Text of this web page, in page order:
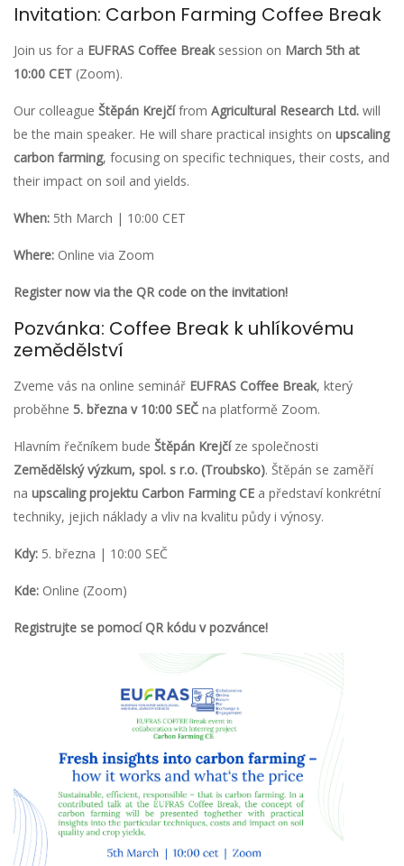
Invitation: Carbon Farming Coffee Break
Join us for a EUFRAS Coffee Breaksession on March 5th at
10:00 CET (Zoom).
Our colleague Štěpán Krejčífrom Agricultural Research Ltd. will
be the main speaker. He will share practical insights on upscaling
carbon farming, focusing on specific techniques, their costs, and
their impact on soil and yields.
When: 5th March | 10:00 CET
Where: Online via Zoom
Register now via the QR code on the invitation!
Pozvánka: Coffee Break k uhlíkovému
zemědělství
Zveme vás na online seminář EUFRAS Coffee Break, který
proběhne 5. března v 10:00 SEČ na platformě Zoom.
Hlavním řečníkem bude Štěpán Krejčíze společnosti
Zemědělský výzkum, spol. s r.o. (Troubsko). Štěpán se zaměří
na upscaling projektu Carbon Farming CE a představí konkrétní
techniky, jejich náklady a vliv na kvalitu půdy i výnosy.
Kdy: 5. března | 10:00 SEČ
Kde: Online (Zoom)
Registrujte se pomocí QR kódu v pozvánce!